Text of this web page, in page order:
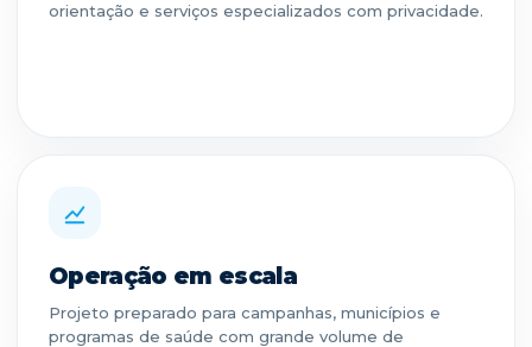
orientação e serviços especializados com privacidade.
Operação em escala
Projeto preparado para campanhas, municípios e
programas de saúde com grande volume de